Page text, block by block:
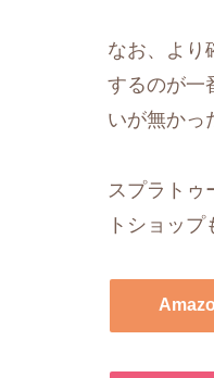
なお、より
するのが一
いが無かっ
スプラトゥ
トショップ